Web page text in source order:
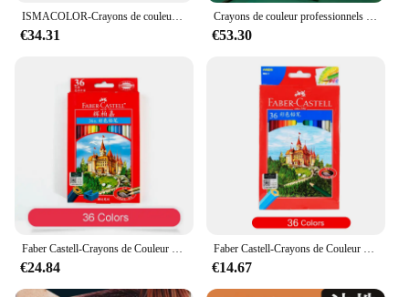
ISMACOLOR-Crayons de couleur professionnels détendus, noyau souple, dessin, ensemble de crayons gras pour débutants et artistes expérimentés
€34.31
Crayons de couleur professionnels décontractés pour artistes et étudiants, couleurs vibrantes, décoloration, croquis, coloriage, 120 couleurs
€53.30
Faber Castell-Crayons de Couleur à l'Huile Professionnels, 36, 48, 72 Couleurs, Croquis, Coloriage, Dessin, Art
€24.84
Faber Castell-Crayons de Couleur à l'Huile Professionnels, 36, 48, 72 Couleurs, Croquis, Coloriage, Dessin, Art
€14.67